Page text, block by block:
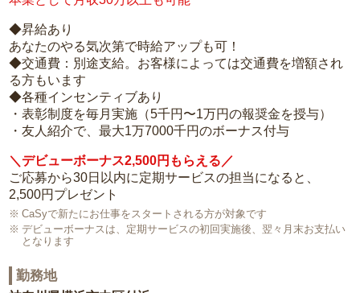
◆昇給あり
あなたのやる気次第で時給アップも可！
◆交通費：別途支給。お客様によっては交通費を増額され
る方もいます
◆各種インセンティブあり
・表彰制度を毎月実施（5千円〜1万円の報奨金を授与）
・友人紹介で、最大1万7000千円のボーナス付与
＼デビューボーナス2,500円もらえる／
ご応募から30日以内に定期サービスの担当になると、
2,500円プレゼント
CaSyで新たにお仕事をスタートされる方が対象です
デビューボーナスは、定期サービスの初回実施後、翌々月末お支払い
となります
勤務地